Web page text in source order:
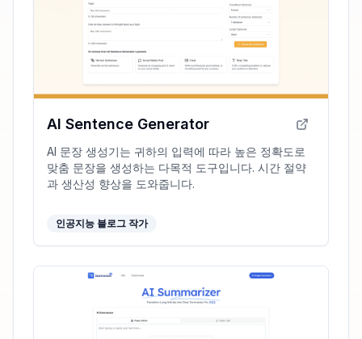
AI Sentence Generator
AI 문장 생성기는 귀하의 입력에 따라 높은 정확도로
맞춤 문장을 생성하는 다목적 도구입니다. 시간 절약
과 생산성 향상을 도와줍니다.
인공지능 블로그 작가